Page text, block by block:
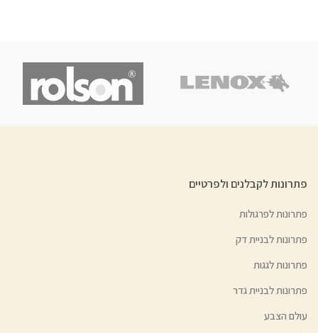
פתרונות לקבלנים ולפרטיים
פתרונות לפרגולות
פתרונות לבניית דק
פתרונות לגגות
פתרונות לבניית גדר
עולם הצבע